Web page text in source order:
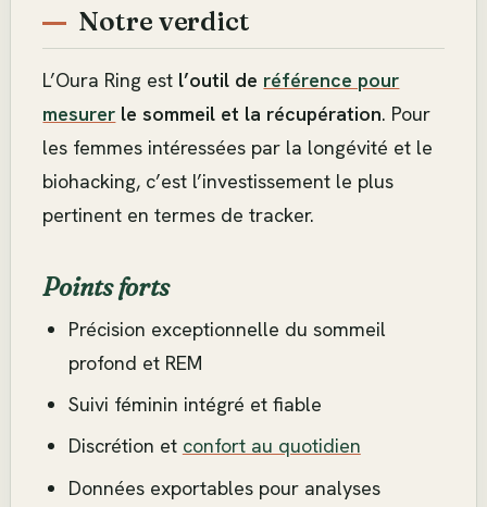
Notre verdict
L’Oura Ring est l’outil de référence pour
mesurer le sommeil et la récupération. Pour
les femmes intéressées par la longévité et le
biohacking, c’est l’investissement le plus
pertinent en termes de tracker.
Points forts
Précision exceptionnelle du sommeil
profond et REM
Suivi féminin intégré et fiable
Discrétion et confort au quotidien
Données exportables pour analyses